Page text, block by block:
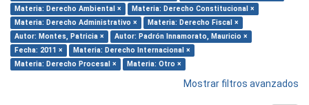
Materia: Derecho Ambiental ×
Materia: Derecho Constitucional ×
Materia: Derecho Administrativo ×
Materia: Derecho Fiscal ×
Autor: Montes, Patricia ×
Autor: Padrón Innamorato, Mauricio ×
Fecha: 2011 ×
Materia: Derecho Internacional ×
Materia: Derecho Procesal ×
Materia: Otro ×
Mostrar filtros avanzados